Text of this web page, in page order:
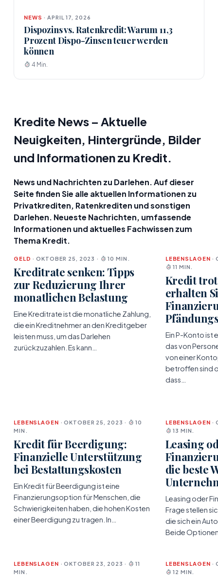
NEWS · APRIL 17, 2026
Dispozins vs. Ratenkredit: Warum 11,3
Prozent Dispo-Zinsen teuer werden
können
4 Min.
Kredite News – Aktuelle
Neuigkeiten, Hintergründe, Bilder
und Informationen zu Kredit.
News und Nachrichten zu Darlehen. Auf dieser
Seite finden Sie alle aktuellen Informationen zu
Privatkrediten, Ratenkrediten und sonstigen
Darlehen. Neueste Nachrichten, umfassende
Informationen und aktuelles Fachwissen zum
Thema Kredit.
GELD · OKTOBER 25, 2023 · 10 MIN.
Kreditrate senken: Tipps
zur Reduzierung Ihrer
monatlichen Belastung
Eine Kreditrate ist die monatliche Zahlung,
die ein Kreditnehmer an den Kreditgeber
leisten muss, um das Darlehen
zurückzuzahlen. Es kann…
LEBENSLAGEN ·
11 MIN.
Kredit
erhalten
Ein P-Konto ist
das von
von einer
betroffen sind
dass…
LEBENSLAGEN · OKTOBER 25, 2023 ·
10
MIN.
Kredit für Beerdigung:
Finanzielle Unterstützung
bei Bestattungskosten
Ein Kredit für Beerdigung ist eine
Finanzierungsoption für Menschen, die
Schwierigkeiten haben, die hohen Kosten
einer Beerdigung zu tragen. In…
LEBENSLAGEN ·
13 MIN.
Leasing
die beste
Leasing oder
Frage stellen
die sich ein
Beide
LEBENSLAGEN · OKTOBER 23, 2023 ·
11
MIN.
LEBENSLAGEN ·
12 MIN.